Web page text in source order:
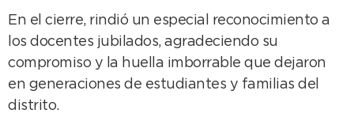
En el cierre, rindió un especial reconocimiento a
los docentes jubilados, agradeciendo su
compromiso y la huella imborrable que dejaron
en generaciones de estudiantes y familias del
distrito.